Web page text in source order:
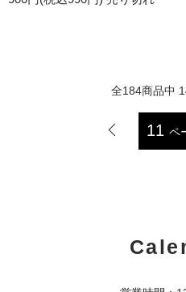
全184商品中
11 ペ